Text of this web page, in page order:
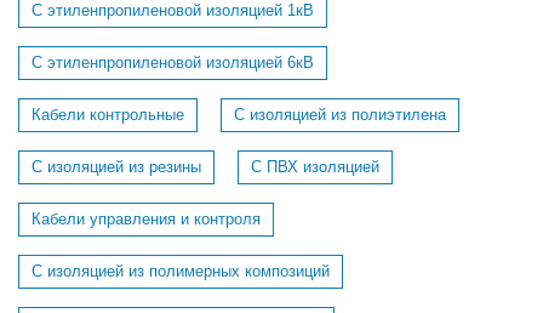
С этиленпропиленовой изоляцией 1кВ
С этиленпропиленовой изоляцией 6кВ
Кабели контрольные С изоляцией из полиэтилена
С изоляцией из резины С ПВХ изоляцией
Кабели управления и контроля
С изоляцией из полимерных композиций